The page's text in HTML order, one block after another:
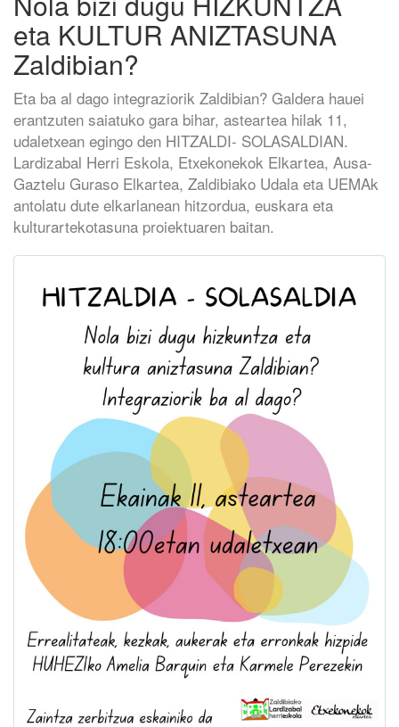
eta KULTUR ANIZTASUNA
Zaldibian?
Eta ba al dago integraziorik Zaldibian? Galdera hauei
erantzuten saiatuko gara bihar, asteartea hilak 11,
udaletxean egingo den HITZALDI- SOLASALDIAN.
Lardizabal Herri Eskola, Etxekonekok Elkartea, Ausa-
Gaztelu Guraso Elkartea, Zaldibiako Udala eta UEMAk
antolatu dute elkarlanean hitzordua, euskara eta
kulturartekotasuna proiektuaren baitan.